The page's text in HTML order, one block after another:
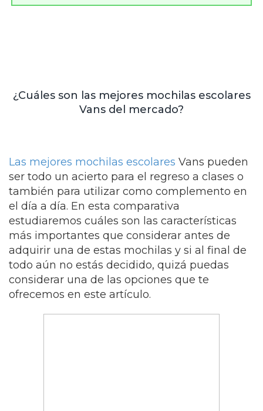
¿Cuáles son las mejores mochilas escolares
Vans del mercado?
Las mejores mochilas escolares Vans pueden
ser todo un acierto para el regreso a clases o
también para utilizar como complemento en
el día a día. En esta comparativa
estudiaremos cuáles son las características
más importantes que considerar antes de
adquirir una de estas mochilas y si al final de
todo aún no estás decidido, quizá puedas
considerar una de las opciones que te
ofrecemos en este artículo.